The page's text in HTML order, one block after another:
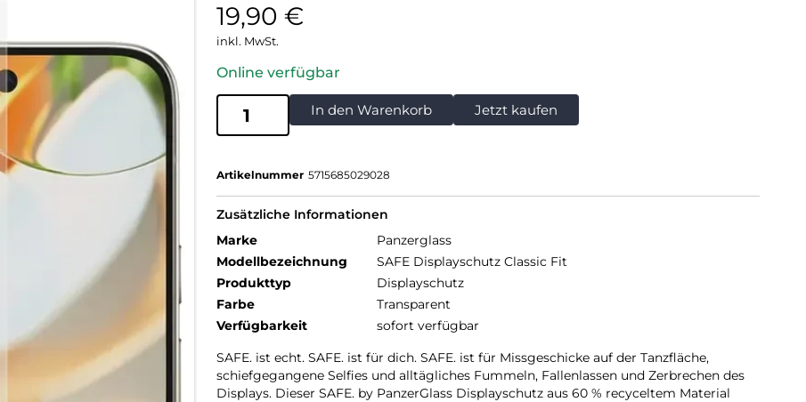
19,90 €
inkl. MwSt.
Online verfügbar
In den Warenkorb Jetzt kaufen
Artikelnummer 5715685029028
Zusätzliche Informationen
Marke
Panzerglass
Modellbezeichnung
SAFE Displayschutz Classic Fit
Produkttyp
Displayschutz
Farbe
Transparent
Verfügbarkeit
sofort verfügbar
SAFE. ist echt. SAFE. ist für dich. SAFE. ist für Missgeschicke auf der Tanzfläche,
schiefgegangene Selfies und alltägliches Fummeln, Fallenlassen und Zerbrechen des
Displays. Dieser SAFE. by PanzerGlass Displayschutz aus 60 % recyceltem Material